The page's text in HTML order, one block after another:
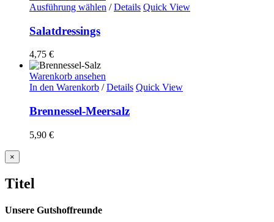
Ausführung wählen / Details Quick View
Salatdressings
4,75 €
Warenkorb ansehen
In den Warenkorb / Details Quick View
Brennessel-Meersalz
5,90 €
Close
product
view
×
Titel
Unsere Gutshoffreunde